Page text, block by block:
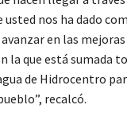
nos ha dado
en las
la que está sumada
de Hidrocentro
recalcó.